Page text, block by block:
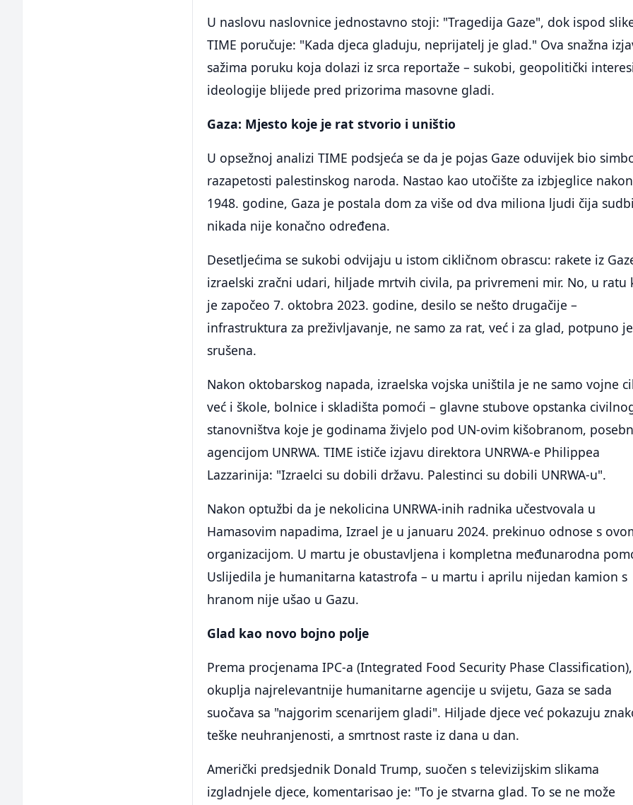
U naslovu naslovnice jednostavno stoji: "Tragedija Gaze", dok ispod
TIME poručuje: "Kada djeca gladuju, neprijatelj je glad." Ova snažna
sažima poruku koja dolazi iz srca reportaže – sukobi, geopolitički
ideologije blijede pred prizorima masovne gladi.
Gaza: Mjesto koje je rat stvorio i uništio
U opsežnoj analizi TIME podsjeća se da je pojas Gaze oduvijek bio
razapetosti palestinskog naroda. Nastao kao utočište za izbjeglice
1948. godine, Gaza je postala dom za više od dva miliona ljudi čija
nikada nije konačno određena.
Desetljećima se sukobi odvijaju u istom cikličnom obrascu: rakete iz
izraelski zračni udari, hiljade mrtvih civila, pa privremeni mir. No, u ratu
je započeo 7. oktobra 2023. godine, desilo se nešto drugačije –
infrastruktura za preživljavanje, ne samo za rat, već i za glad, potpuno je
srušena.
Nakon oktobarskog napada, izraelska vojska uništila je ne samo vojne
već i škole, bolnice i skladišta pomoći – glavne stubove opstanka
stanovništva koje je godinama živjelo pod UN-ovim kišobranom,
agencijom UNRWA. TIME ističe izjavu direktora UNRWA-e Philippea
Lazzarinija: "Izraelci su dobili državu. Palestinci su dobili UNRWA-u".
Nakon optužbi da je nekolicina UNRWA-inih radnika učestvovala u
Hamasovim napadima, Izrael je u januaru 2024. prekinuo odnose s
organizacijom. U martu je obustavljena i kompletna međunarodna
Uslijedila je humanitarna katastrofa – u martu i aprilu nijedan kamion s
hranom nije ušao u Gazu.
Glad kao novo bojno polje
Prema procjenama IPC-a (Integrated Food Security Phase
okuplja najrelevantnije humanitarne agencije u svijetu, Gaza se sada
suočava sa "najgorim scenarijem gladi". Hiljade djece već pokazuju
teške neuhranjenosti, a smrtnost raste iz dana u dan.
Američki predsjednik Donald Trump, suočen s televizijskim slikama
izgladnjele djece, komentarisao je: "To je stvarna glad. To se ne može